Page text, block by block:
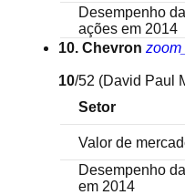
Desempenho
ações em 2014
10. Chevron
10/52 (David Paul
Setor
Valor de
Desempenho
em 2014